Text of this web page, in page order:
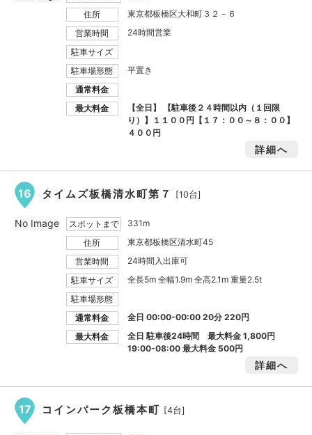
住所
東京都板橋区大和町３２－６
営業時間
24時間営業
駐車サイズ
駐車場形態
平置き
通常料金
最大料金
【全日】 【駐車後２４時間以内（１回限
り）】１１００円【１７：００～８：００】
４００円
詳細へ
16 タイムズ板橋清水町第７ [10台]
スポットまで
331m
住所
東京都板橋区清水町45
営業時間
24時間入出庫可
駐車サイズ
全長5m 全幅1.9m 全高2.1m 重量2.5t
駐車場形態
通常料金
全日 00:00-00:00 20分 220円
最大料金
全日 駐車後24時間 最大料金1,800円
19:00-08:00 最大料金 500円
詳細へ
No Image
17 コインパーク板橋本町 [4台]